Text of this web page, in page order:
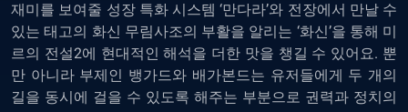
재미를 보여줄 성장 특화 시스템 ‘만다라’와 전장에서 만날 수
있는 태고의 화신 무림사조의 부활을 알리는 ‘화신’을 통해 미
르의 전설2에 현대적인 해석을 더한 맛을 챙길 수 있어요. 뿐
만 아니라 부제인 뱅가드와 배가본드는 유저들에게 두 개의
길을 동시에 걸을 수 있도록 해주는 부분으로 권력과 정치의